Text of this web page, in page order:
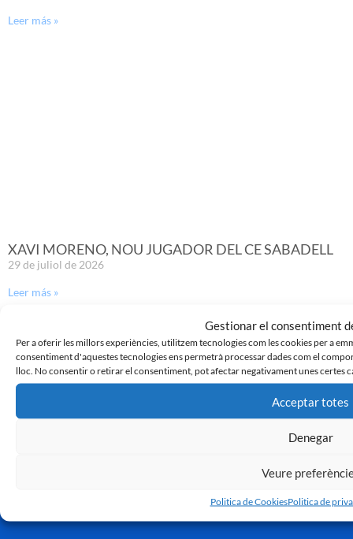
Gestionar el consentiment
Per a oferir les millors experiències, utilitzem tecnologies com les cookies per a
consentiment d'aquestes tecnologies ens permetrà processar dades com el
lloc. No consentir o retirar el consentiment, pot afectar negativament unes certes
Acceptar totes
Denegar
Veure
Politica de CookiesPolitica de
Leer más »
XAVI MORENO, NOU JUGADOR DEL CE SABADELL
29 de juliol de 2026
Leer más »